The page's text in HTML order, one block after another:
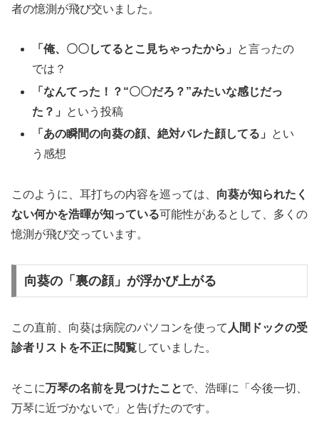
者の憶測が飛び交いました。
「俺、〇〇してるとこ見ちゃったから」
と言ったの
では？
「なんてった！？“〇〇だろ？”みたいな感じだっ
た？」
という投稿
「あの瞬間の向葵の顔、絶対バレた顔してる」
とい
う感想
このように、耳打ちの内容を巡っては、 向葵が知られたく
ない何かを浩暉が知っている可能性があるとして、多くの
憶測が飛び交っています。
向葵の「裏の顔」が浮かび上がる
この直前、向葵は病院のパソコンを使って 人間ドックの受
診者リストを不正に閲覧していました。
そこに万琴の名前を見つけたことで、浩暉に「今後一切、
万琴に近づかないで」と告げたのです。